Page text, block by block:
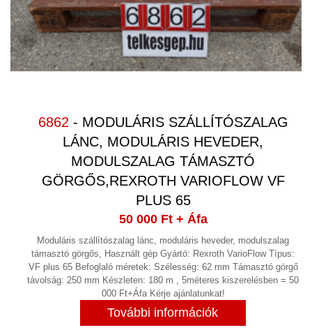
6862- MODULÁRIS SZÁLLÍTÓSZALAG
LÁNC, MODULÁRIS HEVEDER,
MODULSZALAG TÁMASZTÓ
GÖRGŐS,REXROTH VARIOFLOW VF
PLUS 65
50 000 Ft+ Áfa
Moduláris szállítószalag lánc, moduláris heveder, modulszalag
támasztó görgős, Használt gép Gyártó: Rexroth VarioFlow Típus:
VF plus 65 Befoglaló méretek: Szélesség: 62 mm Támasztó görgő
távolság: 250 mm Készleten: 180 m , 5méteres kiszerelésben = 50
000 Ft+Áfa Kérje ajánlatunkat!
További információk